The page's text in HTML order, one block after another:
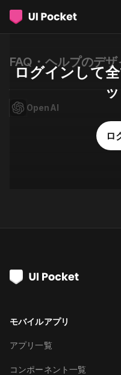
FAQ・ヘルプのデ
OpenAI
ログインして
ロ
モバイルアプリ
アプリ一覧
コンポーネント一覧